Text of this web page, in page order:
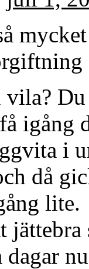
vila?
igång
i
då
lite.
dagar